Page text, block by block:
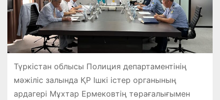
Түркістан облысы Полиция департаментінің
мәжіліс залында ҚР Ішкі істер органының
ардагері Мұхтар Ермековтің төрағалығымен